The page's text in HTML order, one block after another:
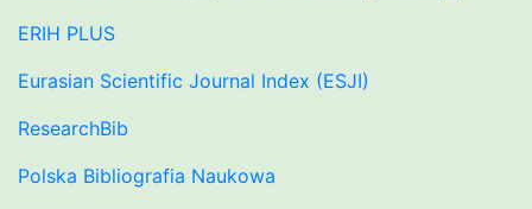
ERIH PLUS
Eurasian Scientific Journal Index (ESJI)
ResearchBib
Polska Bibliografia Naukowa